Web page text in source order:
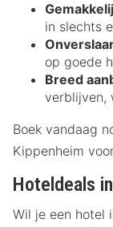
in slechts
op goede
Breed
verblijven,
Boek vandaag
Kippenheim
Hoteldeals
Wil je een hotel